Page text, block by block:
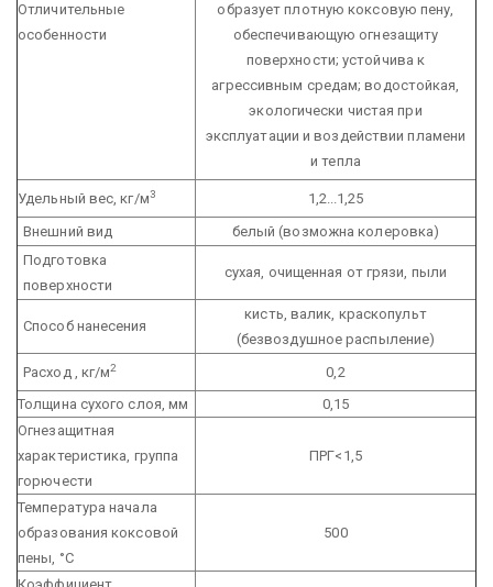
Отличительные
особенности
образует плотную коксовую пену,
обеспечивающую огнезащиту
поверхности; устойчива к
агрессивным средам; водостойкая,
экологически чистая при
эксплуатации и воздействии пламени
и тепла
Удельный вес, кг/м3
1,2...1,25
Внешний вид
белый (возможна колеровка)
Подготовка
поверхности
сухая, очищенная от грязи, пыли
Способ нанесения
кисть, валик, краскопульт
(безвоздушное распыление)
Расход , кг/м2
0,2
Толщина сухого слоя, мм
0,15
Огнезащитная
характеристика, группа
горючести
ПРГ<1,5
Температура начала
образования коксовой
пены, °С
500
Коэффициент